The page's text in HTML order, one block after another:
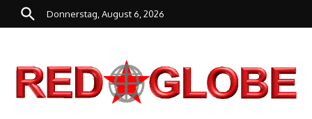
Zum Inhalt springen
Donnerstag, August 6, 2026